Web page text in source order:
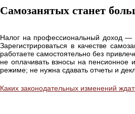
Самозанятых станет
Налог на профессиональный доход —
Зарегистрироваться в качестве
работаете самостоятельно без
не оплачивать взносы на
режиме; не нужна сдавать отчеты и
Каких законодательных изменений